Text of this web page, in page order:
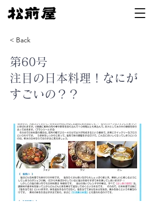
< Back
第60号
注目の日本料理！なにが
すごいの？？